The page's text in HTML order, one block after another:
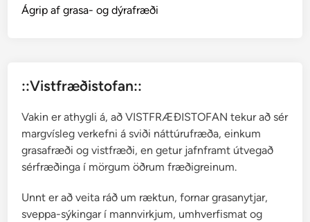
t
l
i
n
a
Ágrip af grasa- og dýrafræði
::Vistfræðistofan::
Vakin er athygli á, að VISTFRÆÐISTOFAN tekur að sér
margvísleg verkefni á sviði náttúrufræða, einkum
grasafræði og vistfræði, en getur jafnframt útvegað
sérfræðinga í mörgum öðrum fræðigreinum.
Unnt er að veita ráð um ræktun, fornar grasanytjar,
sveppa-sýkingar í mannvirkjum, umhverfismat og